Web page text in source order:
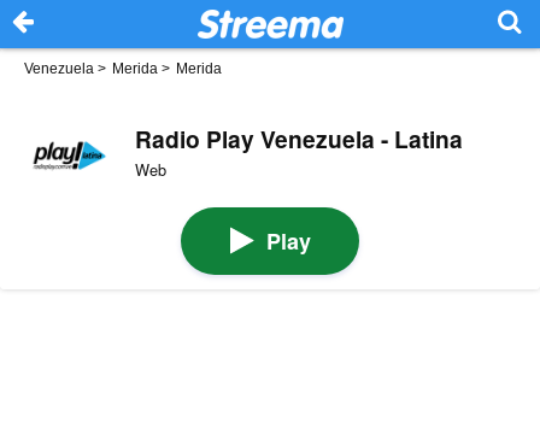
Venezuela > Merida > Merida
Radio Play Venezuela - Latina
Web
Play